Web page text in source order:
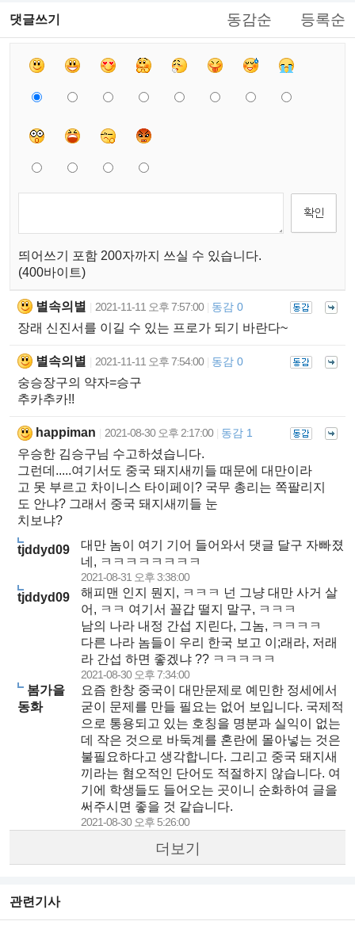
댓글쓰기 동감순 등록순
띄어쓰기 포함 200자까지 쓰실 수 있습니다.
(400바이트)
별속의별 2021-11-11 오후 7:57:00 동감 0
장래 신진서를 이길 수 있는 프로가 되기 바란다~
별속의별 2021-11-11 오후 7:54:00 동감 0
숭승장구의 약자=승구
추카추카!!
happiman 2021-08-30 오후 2:17:00 동감 1
우승한 김승구님 수고하셨습니다.
그런데.....여기서도 중국 돼지새끼들 때문에 대만이라
고 못 부르고 차이니스 타이페이? 국무 총리는 쪽팔리지
도 안냐? 그래서 중국 돼지새끼들 눈
치보냐?
tjddyd09
대만 놈이 여기 기어 들어와서 댓글 달구 자빠졌
네, ㅋㅋㅋㅋㅋㅋㅋㅋ
2021-08-31 오후 3:38:00
tjddyd09
해피맨 인지 뭔지, ㅋㅋㅋ 넌 그냥 대만 사거 살
어, ㅋㅋ 여기서 꼴갑 떨지 말구, ㅋㅋㅋ
남의 나라 내정 간섭 지린다, 그놈, ㅋㅋㅋㅋ
다른 나라 놈들이 우리 한국 보고 이;래라, 저래
라 간섭 하면 좋겠냐 ?? ㅋㅋㅋㅋㅋ
2021-08-30 오후 7:34:00
봄가을
동화
요즘 한창 중국이 대만문제로 예민한 정세에서
굳이 문제를 만들 필요는 없어 보입니다. 국제적
으로 통용되고 있는 호칭을 명분과 실익이 없는
데 작은 것으로 바둑계를 혼란에 몰아넣는 것은
불필요하다고 생각합니다. 그리고 중국 돼지새
끼라는 혐오적인 단어도 적절하지 않습니다. 여
기에 학생들도 들어오는 곳이니 순화하여 글을
써주시면 좋을 것 같습니다.
2021-08-30 오후 5:26:00
더보기
관련기사